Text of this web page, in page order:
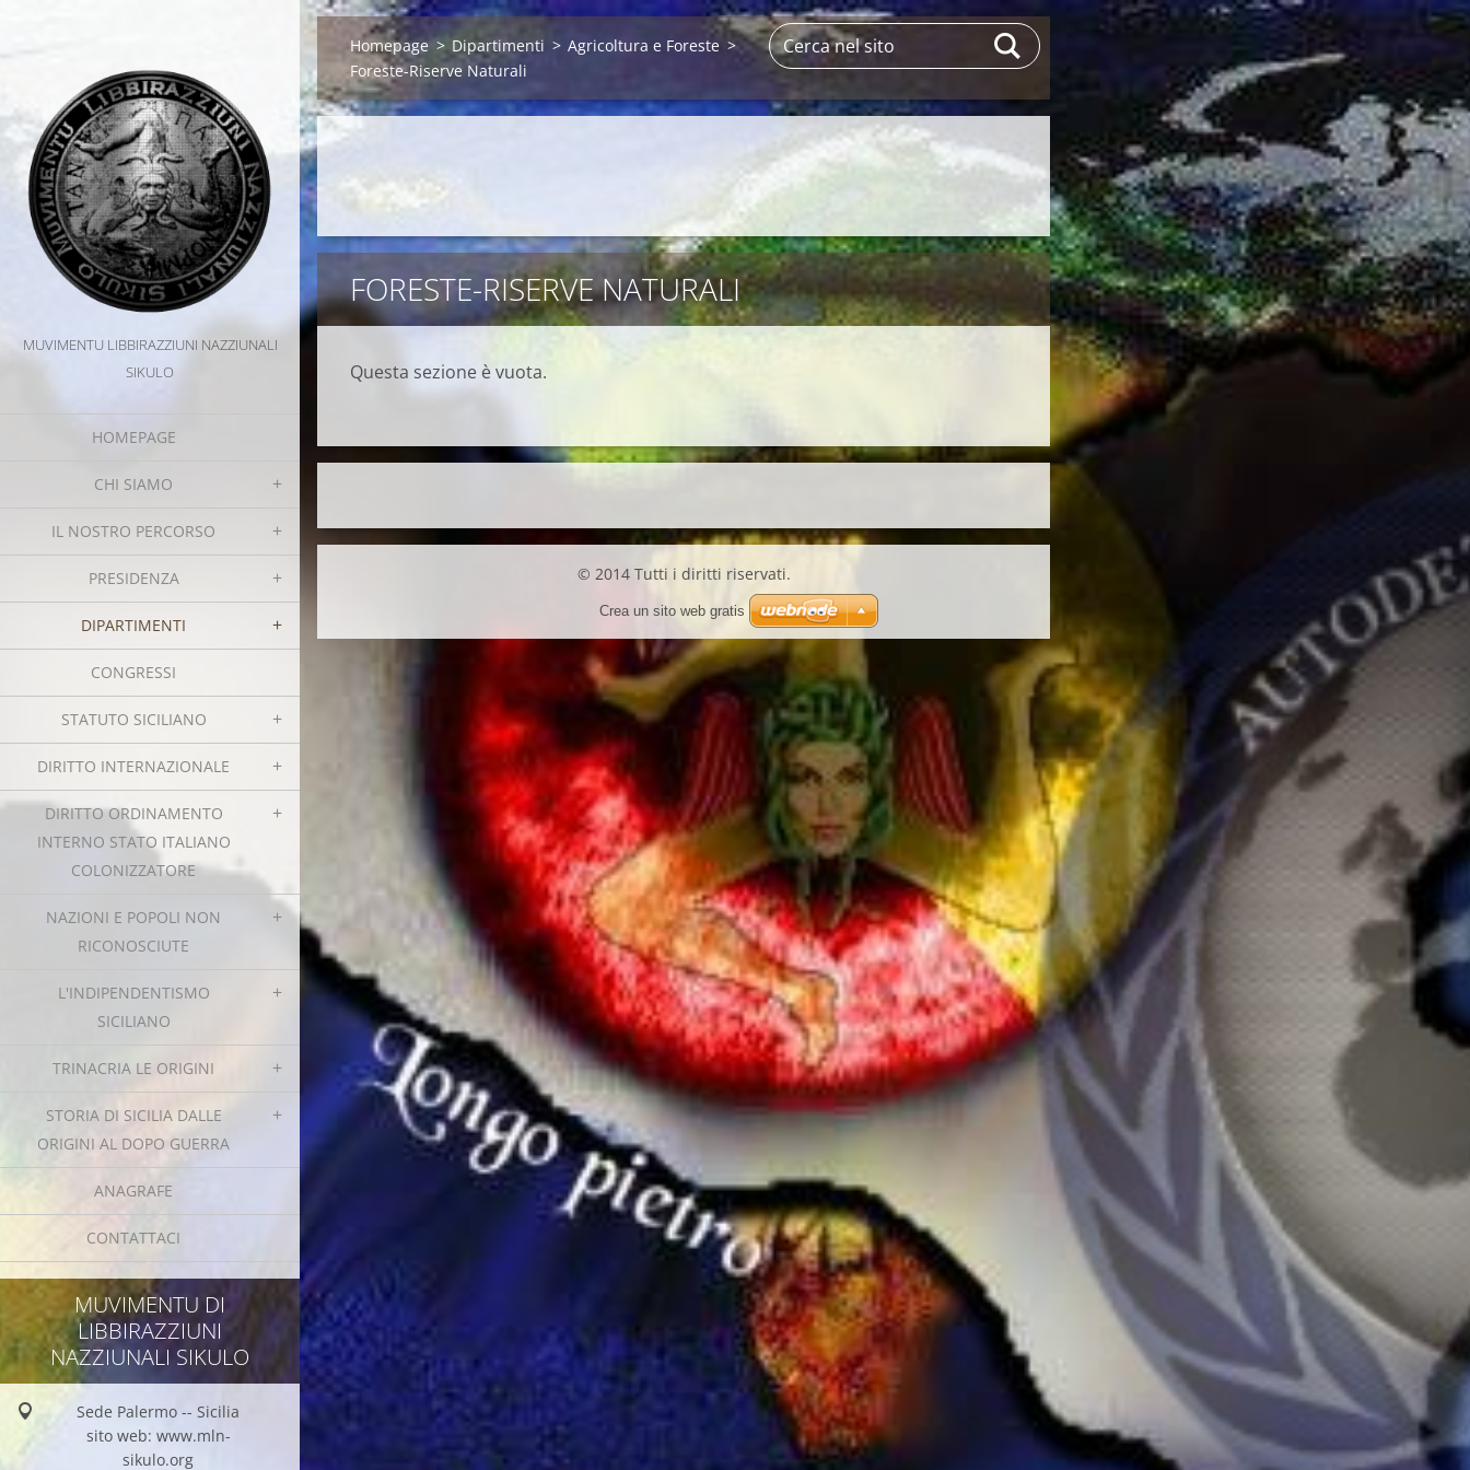
MUVIMENTU LIBBIRAZZIUNI NAZZIUNALI
SIKULO
HOMEPAGE
CHI SIAMO
IL NOSTRO PERCORSO
PRESIDENZA
DIPARTIMENTI
CONGRESSI
STATUTO SICILIANO
DIRITTO INTERNAZIONALE
DIRITTO ORDINAMENTO
INTERNO STATO ITALIANO
COLONIZZATORE
NAZIONI E POPOLI NON
RICONOSCIUTE
L'INDIPENDENTISMO
SICILIANO
TRINACRIA LE ORIGINI
STORIA DI SICILIA DALLE
ORIGINI AL DOPO GUERRA
ANAGRAFE
CONTATTACI
MUVIMENTU DI
LIBBIRAZZIUNI
NAZZIUNALI SIKULO
Sede Palermo -- Sicilia
sito web: www.mln-
sikulo.org
Homepage > Dipartimenti > Agricoltura e Foreste >
Foreste-Riserve Naturali
FORESTE-RISERVE NATURALI
Questa sezione è vuota.
© 2014 Tutti i diritti riservati.
Crea un sito web gratis